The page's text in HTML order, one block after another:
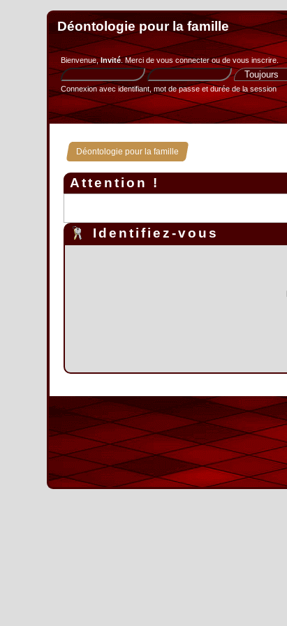
Déontologie pour la famille
Bienvenue,Invité. Merci devous connecterou devous inscrire.
Connexion avec identifiant, mot de passe et durée de la session
Déontologie pour la famille
Attention !
Identifiez-vous